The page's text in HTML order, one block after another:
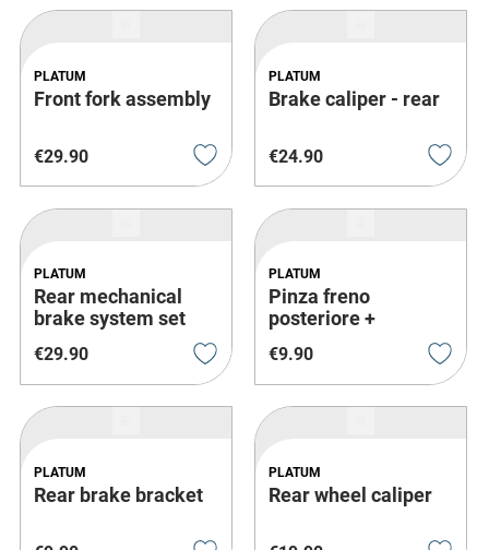
PLATUM
Front fork assembly
€29.90
PLATUM
Brake caliper - rear
€24.90
PLATUM
Rear mechanical
brake system set
€29.90
PLATUM
Pinza freno
posteriore +
€9.90
PLATUM
Rear brake bracket
PLATUM
Rear wheel caliper